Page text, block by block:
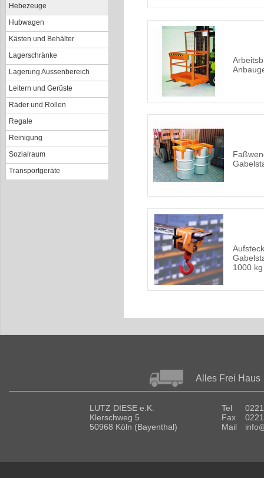
Hebezeuge
Hubwagen
Kästen und Behälter
Lagerschränke
Lagerung Aussenbereich
Leitern und Gerüste
Räder und Rollen
Regale
Reinigung
Sozialraum
Transportgeräte
1000 kg
Alles Frei Haus
LUTZ DIESE e.K.
Klerschweg 5
50968 Köln (Bayenthal)
Tel
Fax
Mail